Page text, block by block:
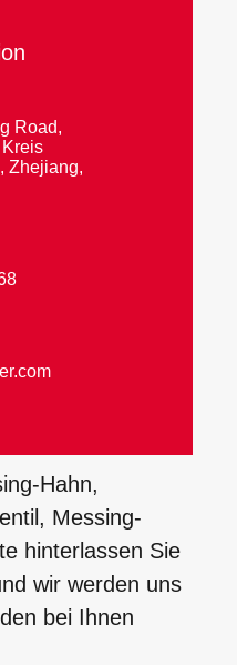
Road,
Zhejiang,
Hahn,
Messing-
hinterlassen Sie
wir werden uns
bei Ihnen